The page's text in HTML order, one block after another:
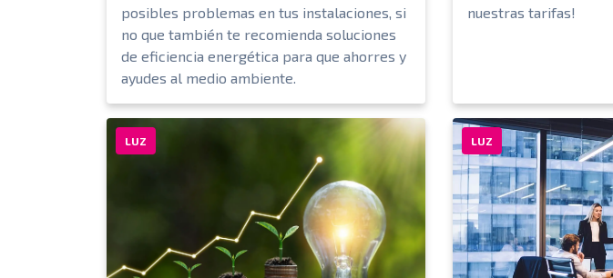
posibles problemas en tus instalaciones, si
no que también te recomienda soluciones
de eficiencia energética para que ahorres y
ayudes al medio ambiente.
nuestras tarifas!
LUZ LUZ